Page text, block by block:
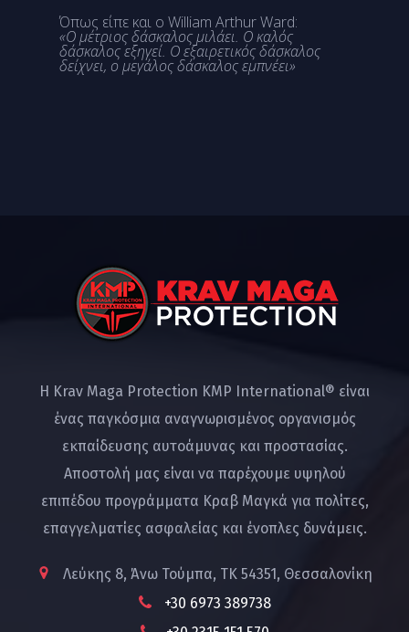
Όπως είπε και ο William Arthur Ward:
«Ο μέτριος δάσκαλος μιλάει. Ο καλός
δάσκαλος εξηγεί. Ο εξαιρετικός δάσκαλος
δείχνει, ο μεγάλος δάσκαλος εμπνέει»
Η Krav Maga Protection KMP International® είναι
ένας παγκόσμια αναγνωρισμένος οργανισμός
εκπαίδευσης αυτοάμυνας και προστασίας.
Αποστολή μας είναι να παρέχουμε υψηλού
επιπέδου προγράμματα Κραβ Μαγκά για πολίτες,
επαγγελματίες ασφαλείας και ένοπλες δυνάμεις.
Λεύκης 8, Άνω Τούμπα, ΤΚ 54351, Θεσσαλονίκη
+30 6973 389738